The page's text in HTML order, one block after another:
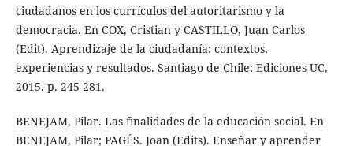
ciudadanos en los currículos del autoritarismo y la
democracia. En COX, Cristian y CASTILLO, Juan Carlos
(Edit). Aprendizaje de la ciudadanía: contextos,
experiencias y resultados. Santiago de Chile: Ediciones UC,
2015. p. 245-281.
BENEJAM, Pilar. Las finalidades de la educación social. En
BENEJAM, Pilar; PAGÉS. Joan (Edits). Enseñar y aprender